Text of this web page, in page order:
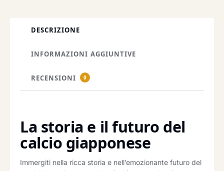
DESCRIZIONE
INFORMAZIONI AGGIUNTIVE
RECENSIONI 0
La storia e il futuro del
calcio giapponese
Immergiti nella ricca storia e nell’emozionante futuro del